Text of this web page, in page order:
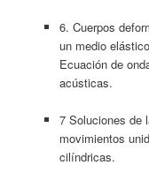
6. Cuerpos
un medio
Ecuación de
acústicas.
7 Soluciones de
movimientos
cilíndricas.